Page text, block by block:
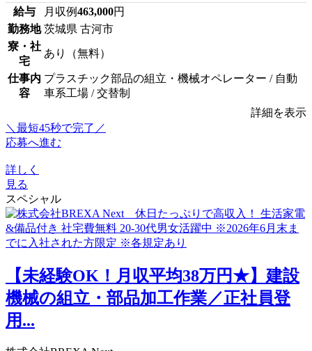
給与 月収例463,000円
勤務地 茨城県 古河市
寮・社
宅
あり（無料）
仕事内
容
プラスチック部品の組立・機械オペレーター / 自動
車系工場 / 交替制
詳細を表示
＼最短45秒で完了／
応募へ進む
詳しく
見る
スペシャル
【未経験OK！月収平均38万円★】建設
機械の組立・部品加工作業／正社員登
用...